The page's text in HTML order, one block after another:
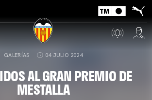
GALERÍAS 04 JULIO 2024
AL GRAN PREMIO DE
MESTALLA